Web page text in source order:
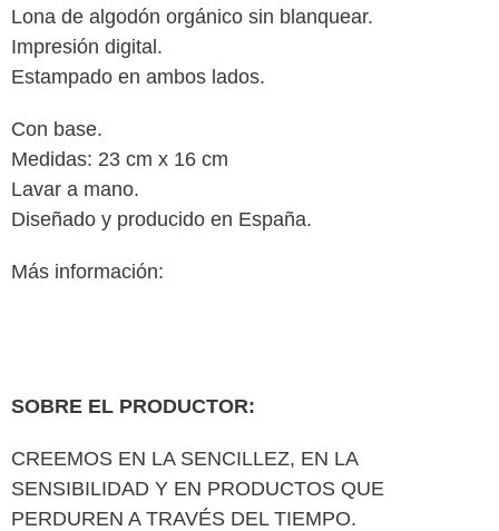
Lona de algodón orgánico sin blanquear.
Impresión digital.
Estampado en ambos lados.
Con base.
Medidas: 23 cm x 16 cm
Lavar a mano.
Diseñado y producido en España.
Más información:
SOBRE EL PRODUCTOR:
CREEMOS EN LA SENCILLEZ, EN LA
SENSIBILIDAD Y EN PRODUCTOS QUE
PERDUREN A TRAVÉS DEL TIEMPO.